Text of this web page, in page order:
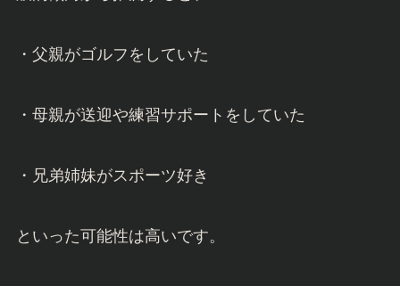
・父親がゴルフをしていた
・母親が送迎や練習サポートをしていた
・兄弟姉妹がスポーツ好き
といった可能性は高いです。